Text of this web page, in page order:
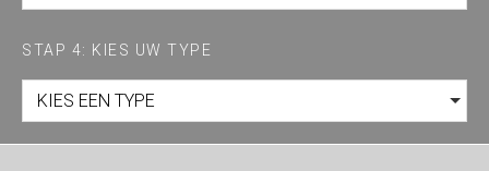
STAP 4: KIES UW TYPE
KIES EEN TYPE